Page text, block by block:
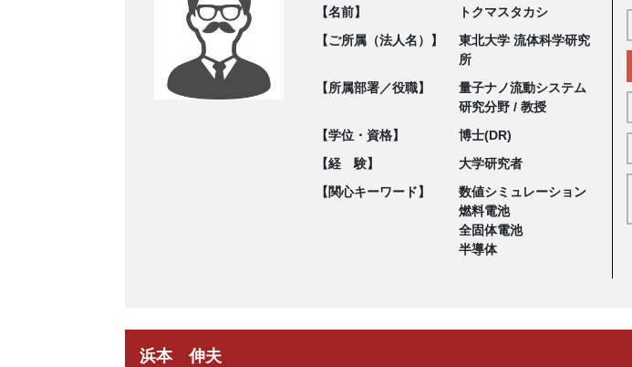
【名前】
トクマスタカシ
【ご所属（法人名）】
東北大学 流体科学研究
所
【所属部署／役職】
量子ナノ流動システム
研究分野 / 教授
【学位・資格】
博士(DR)
【経 験】
大学研究者
【関心キーワード】
数値シミュレーション
燃料電池
全固体電池
半導体
浜本 伸夫